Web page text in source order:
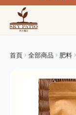
首頁 全部商品 肥料